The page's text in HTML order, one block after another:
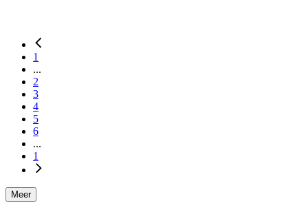
1
...
2
3
4
5
6
...
1
Meer